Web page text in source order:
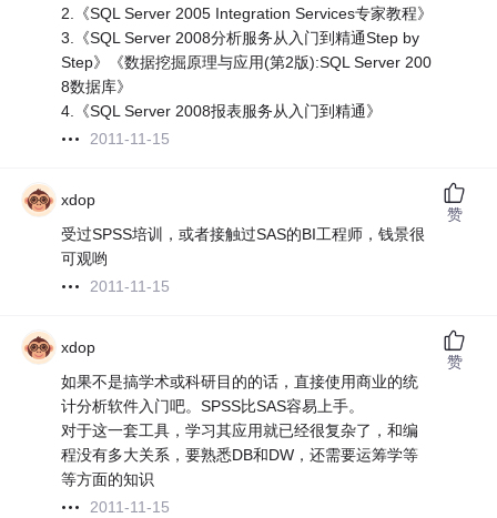
2.《SQL Server 2005 Integration Services专家教程》
3.《SQL Server 2008分析服务从入门到精通Step by
Step》《数据挖掘原理与应用(第2版):SQL Server 200
8数据库》
4.《SQL Server 2008报表服务从入门到精通》
2011-11-15
xdop
受过SPSS培训，或者接触过SAS的BI工程师，钱景很
可观哟
2011-11-15
赞
xdop
如果不是搞学术或科研目的的话，直接使用商业的统
计分析软件入门吧。SPSS比SAS容易上手。
对于这一套工具，学习其应用就已经很复杂了，和编
程没有多大关系，要熟悉DB和DW，还需要运筹学等
等方面的知识
2011-11-15
赞